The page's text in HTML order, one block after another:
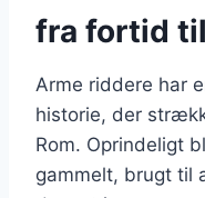
fra fortid
Arme riddere har
historie, der
Rom. Oprindeligt
gammelt, brugt til